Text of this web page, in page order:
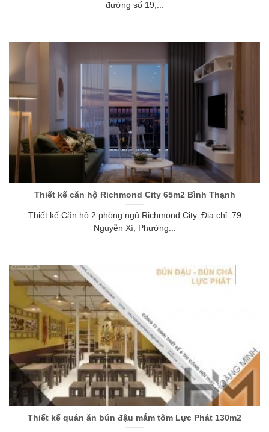
đường số 19,...
Thiết kế căn hộ Richmond City 65m2 Bình Thạnh
Thiết kế Căn hộ 2 phòng ngủ Richmond City. Địa chỉ: 79
Nguyễn Xí, Phường...
Thiết kế quán ăn bún đậu mắm tôm Lực Phát 130m2